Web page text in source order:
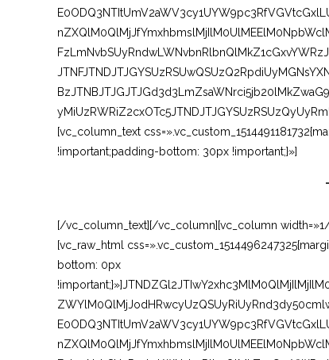
[vc_column_text
!important;padding-bottom: 30px !important;}»]
[/vc_column_text][/vc_column][vc_column
[vc_raw_html
bottom: 0px